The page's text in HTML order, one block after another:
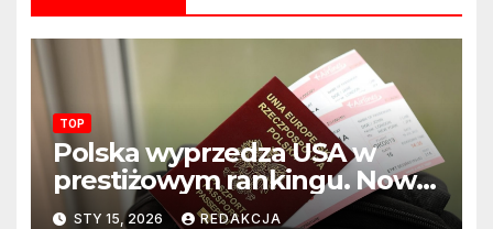
TOP
Polska wyprzedza USA w
prestiżowym rankingu. Nowy
układ sił na świecie?
STY 15, 2026 REDAKCJA